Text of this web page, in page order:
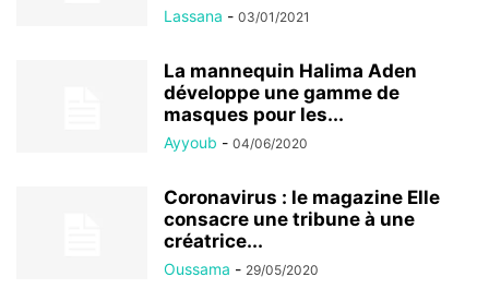
Lassana - 03/01/2021
La mannequin Halima Aden
développe une gamme de
masques pour les...
Ayyoub - 04/06/2020
Coronavirus : le magazine Elle
consacre une tribune à une
créatrice...
Oussama - 29/05/2020